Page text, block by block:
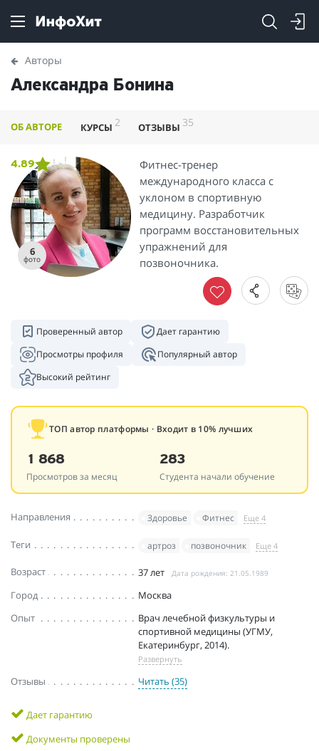
Авторы
Александра Бонина
ОБ АВТОРЕ КУРСЫ 2 ОТЗЫВЫ 35
6
фото
4.89
Фитнес-тренер
международного класса с
уклоном в спортивную
медицину. ​Разработчик
программ восстановительных
упражнений для
позвоночника.
Проверенный автор
Дает гарантию
Просмотры профиля
Популярный автор
Высокий рейтинг
ТОП автор платформы · Входит в 10% лучших
1 868
Просмотров за месяц
283
Студента начали обучение
Направления Здоровье Фитнес Еще 4
Теги артроз позвоночник Еще 4
Возраст 37 лет Дата рождения: 21.05.1989
Город
Москва
Опыт
Врач лечебной физкультуры и
спортивной медицины (УГМУ,
Екатеринбург, 2014).
Развернуть
Отзывы Читать (35)
Дает гарантию
Документы проверены